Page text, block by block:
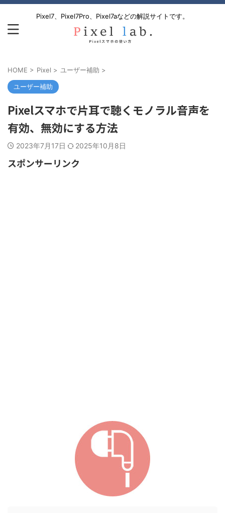
Pixel7、Pixel7Pro、Pixel7aなどの解説サイトです。
HOME > Pixel > ユーザー補助 >
ユーザー補助
Pixelスマホで片耳で聴くモノラル音声を
有効、無効にする方法
2023年7月17日 2025年10月8日
スポンサーリンク